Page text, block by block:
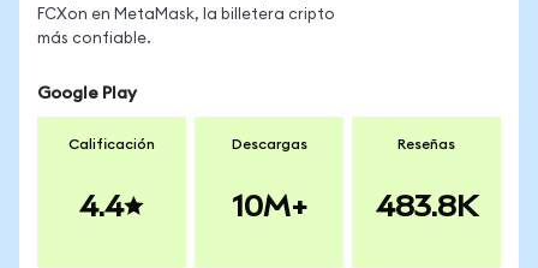
FCXon en MetaMask, la billetera cripto
más confiable.
Google Play
Calificación
4.4
Descargas
10M+
Reseñas
483.8K